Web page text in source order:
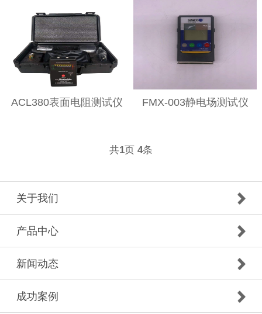
ACL380表面电阻测试仪 FMX-003静电场测试仪
共1页 4条
关于我们
产品中心
新闻动态
成功案例